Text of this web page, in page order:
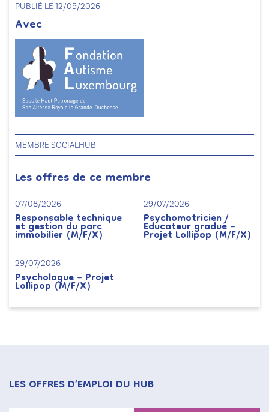
PUBLIÉ LE 12/05/2026
Avec
MEMBRE SOCIALHUB
Les offres de ce membre
07/08/2026
Responsable technique
et gestion du parc
immobilier (M/F/X)
29/07/2026
Psychomotricien /
Educateur gradué –
Projet Lollipop (M/F/X)
29/07/2026
Psychologue – Projet
Lollipop (M/F/X)
LES OFFRES D’EMPLOI DU HUB